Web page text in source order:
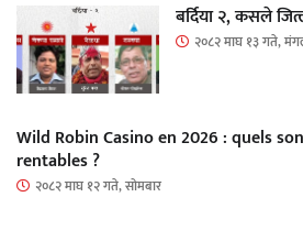
बर्दिया २, कसले
२०८२ माघ १३ गते,
Wild Robin Casino en 2026 : quels
rentables ?
२०८२ माघ १२ गते, सोमबार